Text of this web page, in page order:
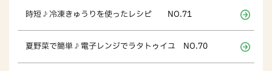
時短♪冷凍きゅうりを使ったレシピ NO.71
夏野菜で簡単♪電子レンジでラタトゥイユ NO.70